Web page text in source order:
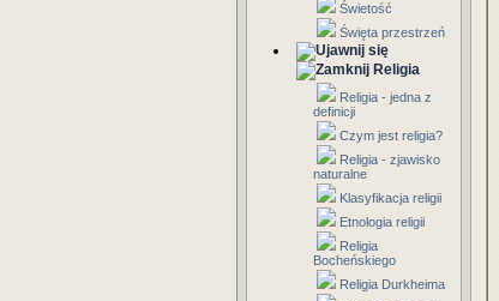
Świetość
Święta przestrzeń
Religia
Religia - jedna z
definicji
Czym jest religia?
Religia - zjawisko
naturalne
Klasyfikacja religii
Etnologia religii
Religia
Bocheńskiego
Religia Durkheima